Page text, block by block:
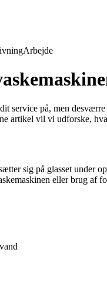
Arbejde
service på, men
artikel vil vi udforske,
sig på glasset under
eller brug af